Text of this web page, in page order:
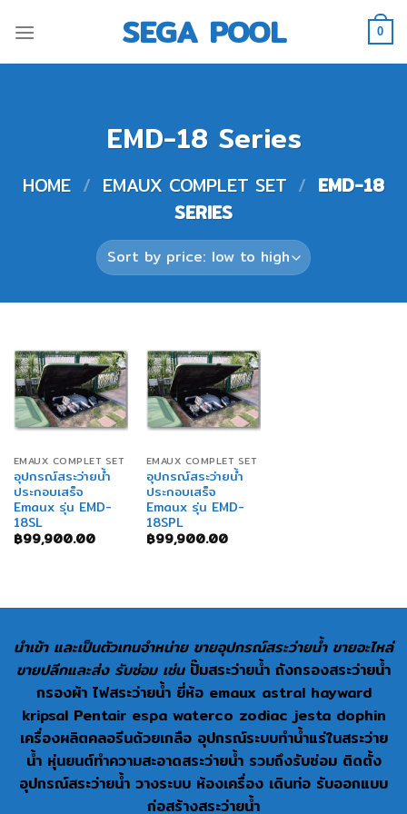
to
SEGA POOL 0
EMD-18 Series
HOME / EMAUX COMPLET SET / EMD-18
SERIES
EMAUX COMPLET SET
อุปกรณ์สระว่ายน้ำ
ประกอบเสร็จ
Emaux รุ่น EMD-
18SL
฿99,900.00
EMAUX COMPLET SET
อุปกรณ์สระว่ายน้ำ
ประกอบเสร็จ
Emaux รุ่น EMD-
18SPL
฿99,900.00
นำเข้า และเป็นตัวเทนจำหน่าย ขายอุปกรณ์สระว่ายน้ำ ขายอะไหล่
ขายปลีกและส่ง รับซ่อม เช่น ปั๊มสระว่ายน้ำ ถังกรองสระว่ายน้ำ
กรองผ้า ไฟสระว่ายน้ำ ยี่ห้อ emaux astral hayward
kripsal Pentair espa waterco zodiac jesta dophin
เครื่องผลิตคลอรีนด้วยเกลือ อุปกรณ์ระบบทำน้ำแร่ในสระว่าย
น้ำ หุ่นยนต์ทำความสะอาดสระว่ายน้ำ รวมถึงรับซ่อม ติดตั้ง
อุปกรณ์สระว่ายน้ำ วางระบบ ห้องเครื่อง เดินท่อ รับออกแบบ
ก่อสร้างสระว่ายน้ำ